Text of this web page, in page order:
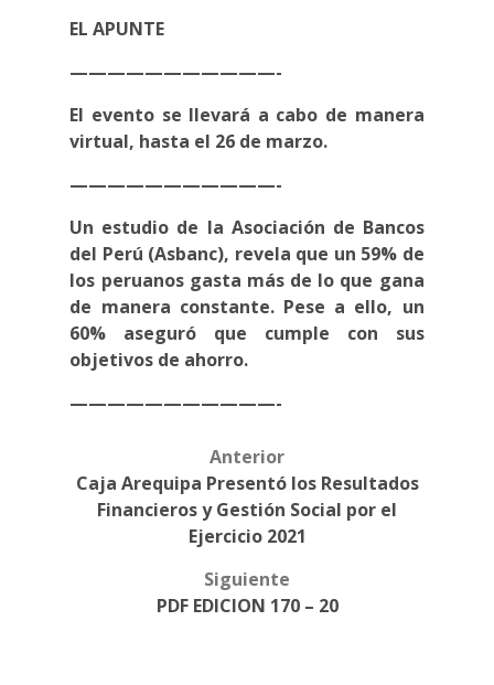
EL APUNTE
———————————-
El evento se llevará a cabo de manera
virtual, hasta el 26 de marzo.
———————————-
Un estudio de la Asociación de Bancos
del Perú (Asbanc), revela que un 59% de
los peruanos gasta más de lo que gana
de manera constante. Pese a ello, un
60% aseguró que cumple con sus
objetivos de ahorro.
———————————-
navigation
Anterior
Caja Arequipa Presentó los Resultados
Financieros y Gestión Social por el
Ejercicio 2021
Siguiente
PDF EDICION 170 – 20